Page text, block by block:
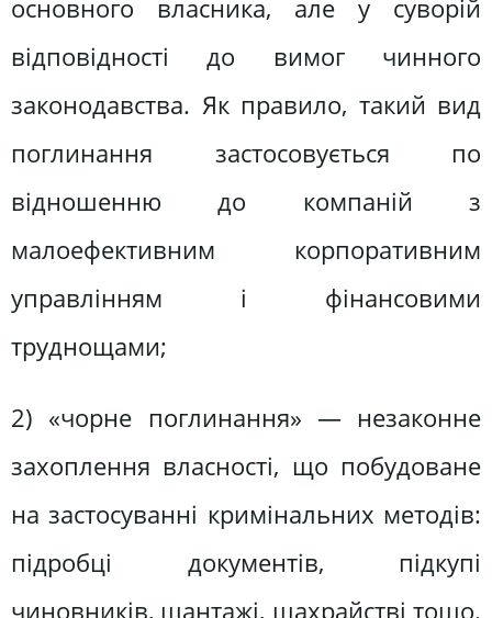
основного власника, але у суворій
відповідності до вимог чинного
законодавства. Як правило, такий вид
поглинання застосовується по
відношенню до компаній з
малоефективним корпоративним
управлінням і фінансовими
труднощами;
2) «чорне поглинання» — незаконне
захоплення власності, що побудоване
на застосуванні кримінальних методів:
підробці документів, підкупі
чиновників, шантажі, шахрайстві тощо.